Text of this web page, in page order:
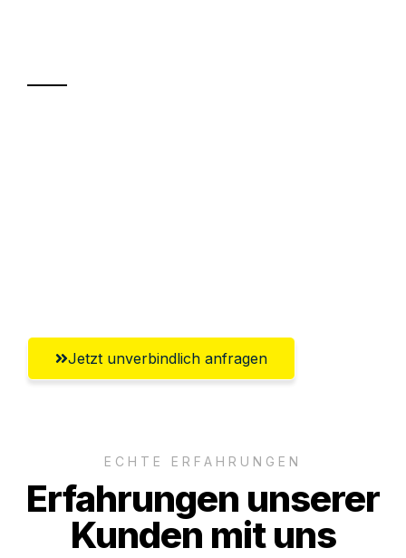
Jetzt unverbindlich anfragen
ECHTE ERFAHRUNGEN
Erfahrungen unserer
Kunden mit uns